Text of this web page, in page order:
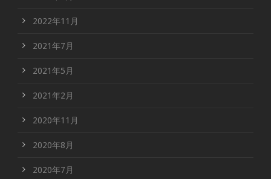
2022年11月
2021年7月
2021年5月
2021年2月
2020年11月
2020年8月
2020年7月